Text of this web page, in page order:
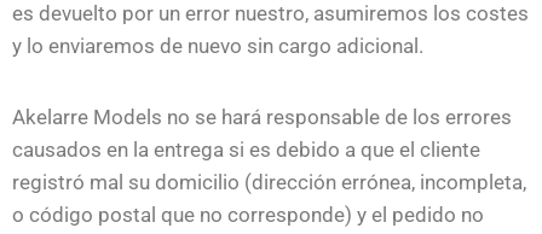
es devuelto por un error nuestro, asumiremos los costes
y lo enviaremos de nuevo sin cargo adicional.
Akelarre Models no se hará responsable de los errores
causados en la entrega si es debido a que el cliente
registró mal su domicilio (dirección errónea, incompleta,
o código postal que no corresponde) y el pedido no